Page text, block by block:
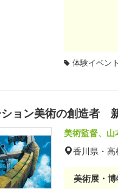
体験イベン
ョン美術の創造者
美術監督、山
香川県・高
美術展・